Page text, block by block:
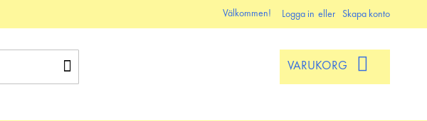
Välkommen! Logga in Skapa konto
VARUKORG